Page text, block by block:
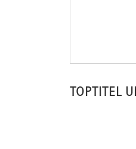
TOPTITEL